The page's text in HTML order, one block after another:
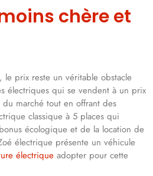
chère et
prix reste un véritable obstacle
électriques qui se vendent à un prix
marché tout en offrant des
classique à 5 places qui
écologique et de la location de
électrique présente un véhicule
électrique adopter pour cette